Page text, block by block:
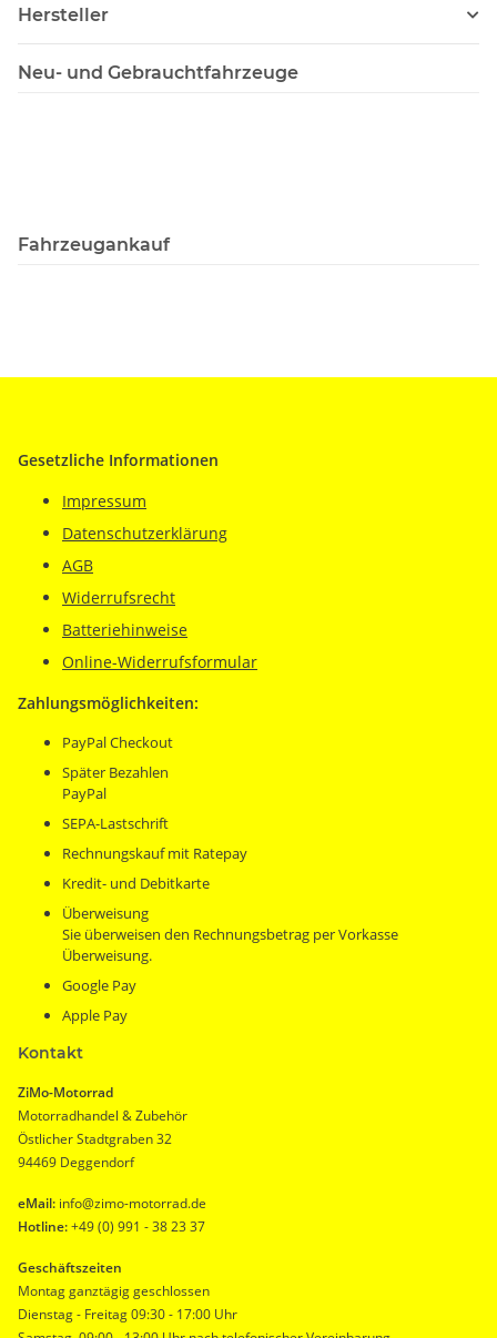
Hersteller
Neu- und Gebrauchtfahrzeuge
Fahrzeugankauf
Gesetzliche Informationen
Impressum
Datenschutzerklärung
AGB
Widerrufsrecht
Batteriehinweise
Online-Widerrufsformular
Zahlungsmöglichkeiten:
PayPal Checkout
Später Bezahlen
PayPal
SEPA-Lastschrift
Rechnungskauf mit Ratepay
Kredit- und Debitkarte
Überweisung
Sie überweisen den Rechnungsbetrag per Vorkasse
Überweisung.
Google Pay
Apple Pay
Kontakt
ZiMo-Motorrad
Motorradhandel & Zubehör
Östlicher Stadtgraben 32
94469 Deggendorf
eMail: info@zimo-motorrad.de
Hotline:+49 (0) 991 - 38 23 37
Geschäftszeiten
Montag ganztägig geschlossen
Dienstag - Freitag 09:30 - 17:00 Uhr